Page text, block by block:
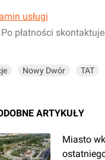
usługi
płatności
Nowy Dwór TAT
ARTYKUŁY
Miasto